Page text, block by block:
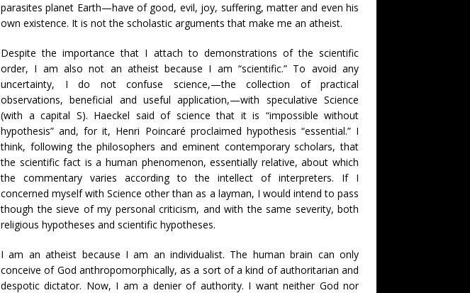
parasites planet Earth—have of good, evil, joy, suffering, matter and even his
own existence. It is not the scholastic arguments that make me an atheist.
Despite the importance that I attach to demonstrations of the scientific
order, I am also not an atheist because I am “scientific.” To avoid any
uncertainty, I do not confuse science,—the collection of practical
observations, beneficial and useful application,—with speculative Science
(with a capital S). Haeckel said of science that it is “impossible without
hypothesis” and, for it, Henri Poincaré proclaimed hypothesis “essential.” I
think, following the philosophers and eminent contemporary scholars, that
the scientific fact is a human phenomenon, essentially relative, about which
the commentary varies according to the intellect of interpreters. If I
concerned myself with Science other than as a layman, I would intend to pass
though the sieve of my personal criticism, and with the same severity, both
religious hypotheses and scientific hypotheses.
I am an atheist because I am an individualist. The human brain can only
conceive of God anthropomorphically, as a sort of a kind of authoritarian and
despotic dictator. Now, I am a denier of authority. I want neither God nor